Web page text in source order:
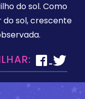
do sol. Como
do sol, crescente